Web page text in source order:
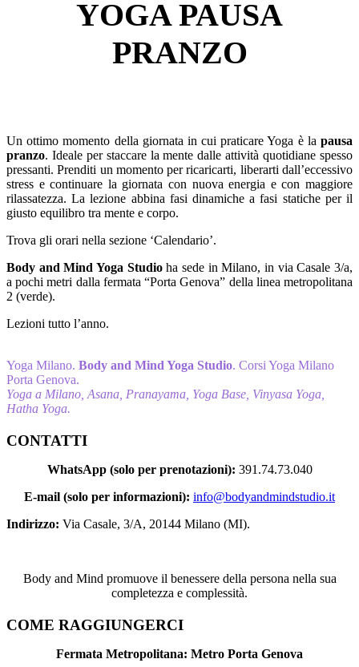
YOGA PAUSA
PRANZO
Un ottimo momento della giornata in cui praticare Yoga è la pausa
pranzo. Ideale per staccare la mente dalle attività quotidiane spesso
pressanti. Prenditi un momento per ricaricarti, liberarti dall’eccessivo
stress e continuare la giornata con nuova energia e con maggiore
rilassatezza. La lezione abbina fasi dinamiche a fasi statiche per il
giusto equilibro tra mente e corpo.
Trova gli orari nella sezione ‘Calendario’.
Body and Mind Yoga Studioha sede in Milano, in via Casale 3/a,
a pochi metri dalla fermata “Porta Genova” della linea metropolitana
2 (verde).
Lezioni tutto l’anno.
Yoga Milano. Body and Mind Yoga Studio. Corsi Yoga Milano
Porta Genova.
Yoga a Milano, Asana, Pranayama, Yoga Base, Vinyasa Yoga,
Hatha Yoga.
CONTATTI
WhatsApp (solo per prenotazioni): 391.74.73.040
E-mail (solo per informazioni): info@bodyandmindstudio.it
Indirizzo: Via Casale, 3/A, 20144 Milano (MI).
Body and Mind promuove il benessere della persona nella sua
completezza e complessità.
COME RAGGIUNGERCI
Fermata Metropolitana: Metro Porta Genova